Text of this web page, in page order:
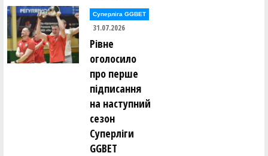
Суперліга GGBET
31.07.2026
Рівне
оголосило
про перше
підписання
на наступний
сезон
Суперліги
GGBET